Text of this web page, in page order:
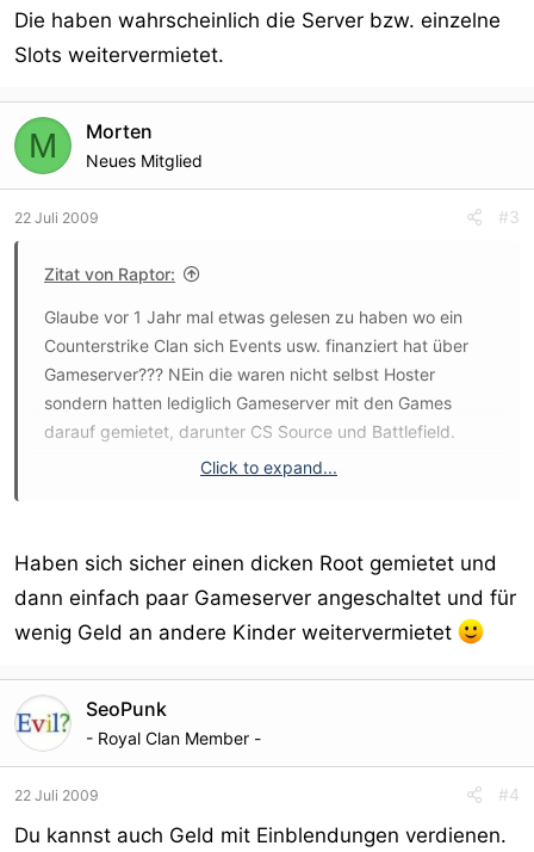
Die haben wahrscheinlich die Server bzw. einzelne
Slots weitervermietet.
M Morten
Neues Mitglied
22 Juli 2009 #3
Zitat von Raptor:
Glaube vor 1 Jahr mal etwas gelesen zu haben wo ein
Counterstrike Clan sich Events usw. finanziert hat über
Gameserver??? NEin die waren nicht selbst Hoster
sondern hatten lediglich Gameserver mit den Games
darauf gemietet, darunter CS Source und Battlefield.
Click to expand...
Haben sich sicher einen dicken Root gemietet und
dann einfach paar Gameserver angeschaltet und für
wenig Geld an andere Kinder weitervermietet
SeoPunk
- Royal Clan Member -
22 Juli 2009 #4
Du kannst auch Geld mit Einblendungen verdienen.